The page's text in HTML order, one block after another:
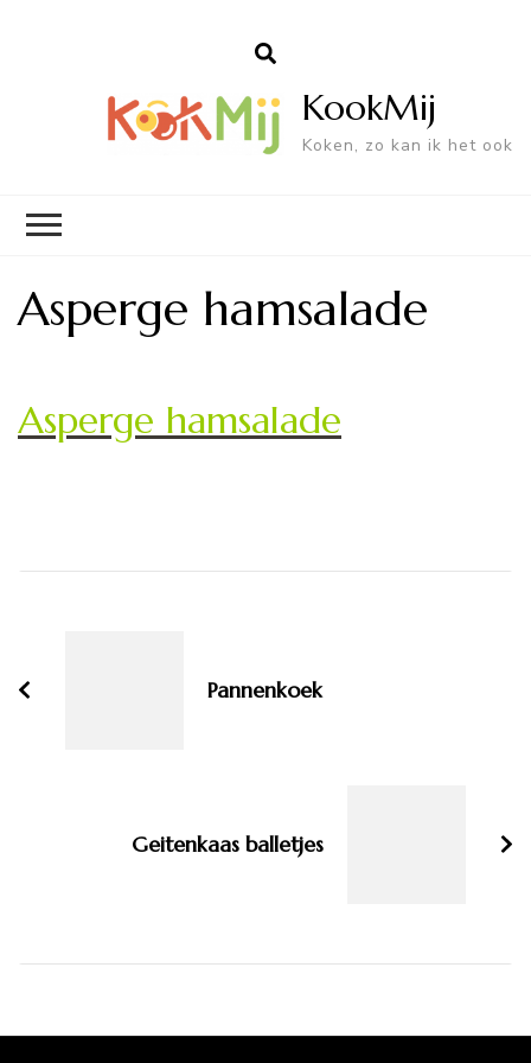
KookMij
Koken, zo kan ik het ook
Asperge hamsalade
Asperge hamsalade
Pannenkoek
Geitenkaas balletjes